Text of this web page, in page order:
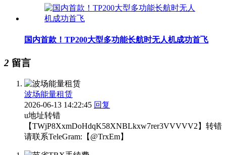
国内首款！TP200大型多功能长航时无人机成功首飞
2 留言
波场能量租赁
2026-06-13 14:22:45 回复
u地址转错
【TWjP8XxmDoHdqK58XNBLkxw7rer3VVVVV2】转错
请联系TeleGram:【@TrxEm】